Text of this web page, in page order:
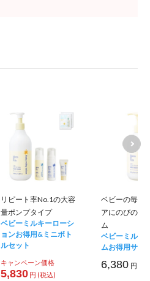
リピート率No.1の大容
量ポンプタイプ
ベビーミルキーローシ
ョンお得用&ミニボト
ルセット
キャンペーン価格
5,830 円 (税込)
ベビーの毎日
アにのびのい
ム
ベビーミルキ
ムお得用サイ
6,380 円 (税